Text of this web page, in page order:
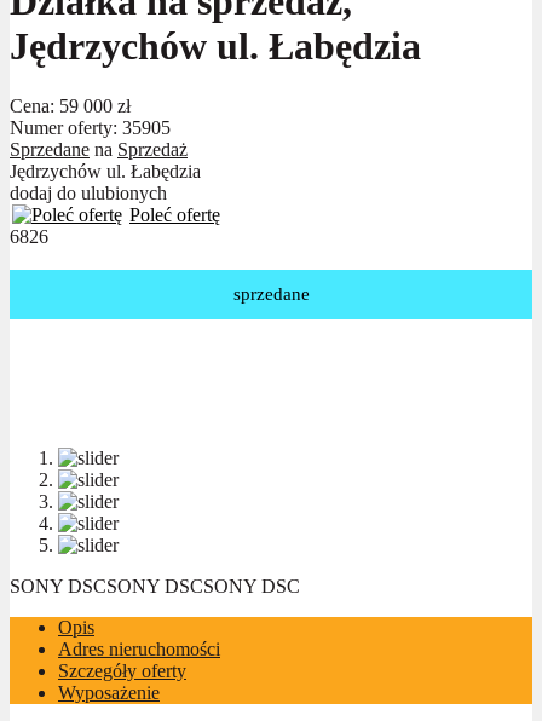
Jędrzychów ul. Łabędzia
Cena: 59 000 zł
Numer oferty: 35905
Sprzedane na Sprzedaż
Jędrzychów ul. Łabędzia
dodaj do ulubionych
Poleć ofertę
6826
sprzedane
SONY DSCSONY DSCSONY DSC
Opis
Adres nieruchomości
Szczegóły oferty
Wyposażenie